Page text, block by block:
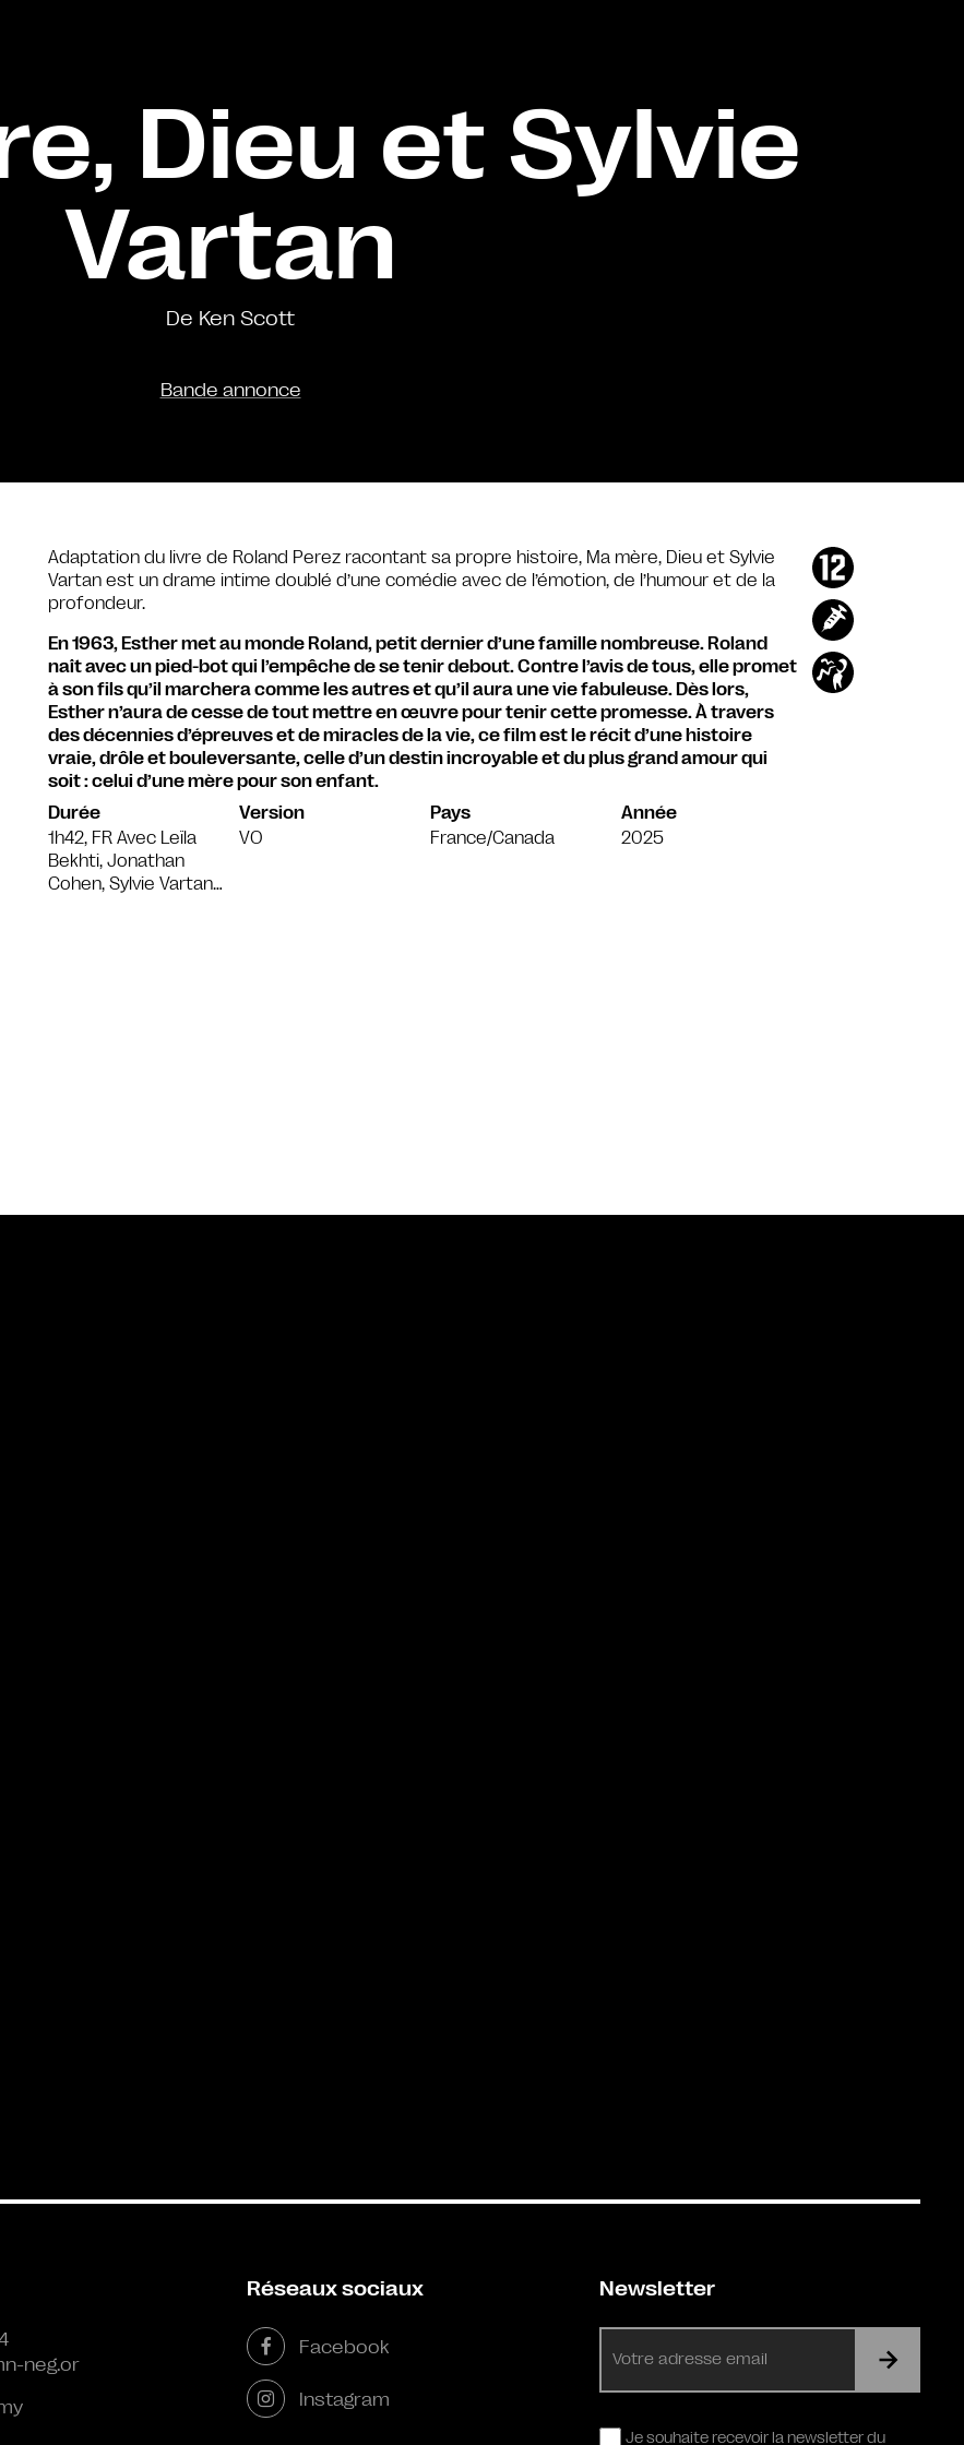
Dieu et Sylvie
Vartan
De Ken Scott
Bande annonce
Adaptation du livre de Roland Perez racontant sa propre histoire, Ma mère, Dieu et Sylvie
Vartan est un drame intime doublé d’une comédie avec de l’émotion, de l’humour et de la
profondeur.
En 1963, Esther met au monde Roland, petit dernier d’une famille nombreuse. Roland
naît avec un pied-bot qui l’empêche de se tenir debout. Contre l’avis de tous, elle promet
à son fils qu’il marchera comme les autres et qu’il aura une vie fabuleuse. Dès lors,
Esther n’aura de cesse de tout mettre en œuvre pour tenir cette promesse. À travers
des décennies d’épreuves et de miracles de la vie, ce film est le récit d’une histoire
vraie, drôle et bouleversante, celle d’un destin incroyable et du plus grand amour qui
soit : celui d’une mère pour son enfant.
Durée
1h42, FR Avec Leïla
Bekhti, Jonathan
Cohen, Sylvie Vartan…
Version
VO
Pays
France/Canada
Année
2025
neg.or
Réseaux sociaux
Facebook
Instagram
Newsletter
mail
RGPDJe souhaite recevoir la newsletter du